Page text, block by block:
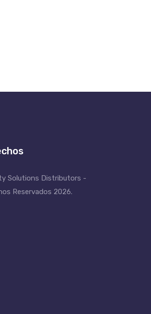
Solutions Distributors -
Reservados 2026.